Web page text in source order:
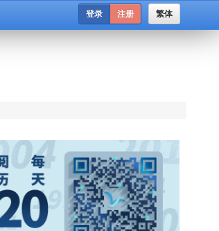
繁体
登录 注册